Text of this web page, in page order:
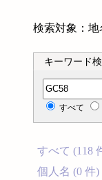
検索対象：地
キーワード
分類記号検索
すべて
すべて (118
個人名 (0 件)